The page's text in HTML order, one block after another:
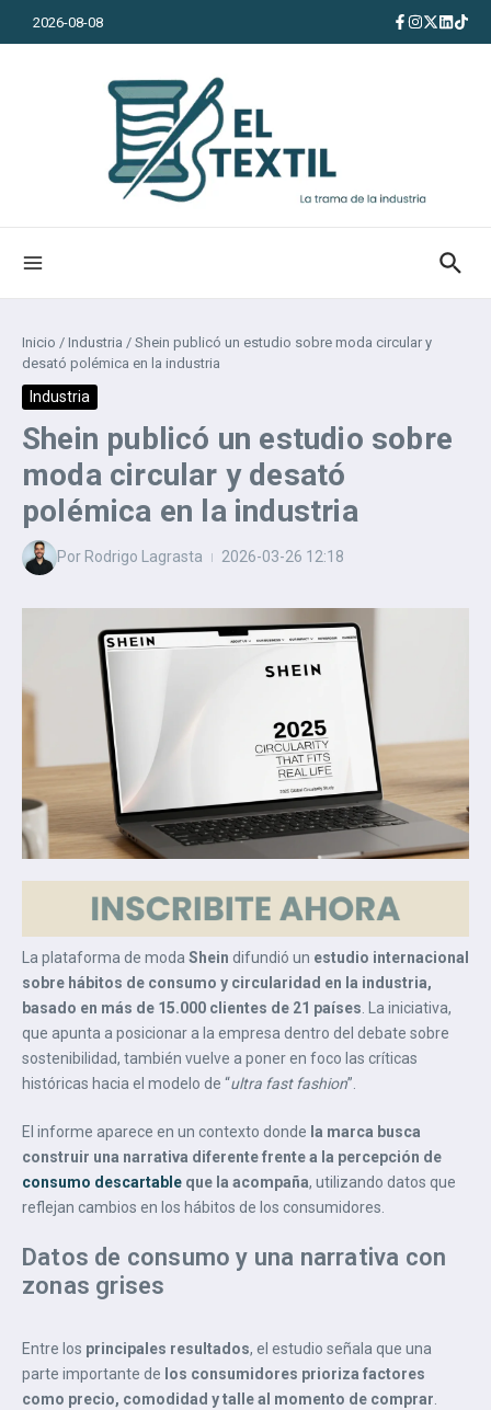
2026-08-08
Inicio / Industria / Shein publicó un estudio sobre moda circular y
desató polémica en la industria
Industria
Shein publicó un estudio sobre
moda circular y desató
polémica en la industria
Por Rodrigo Lagrasta 2026-03-26 12:18
La plataforma de moda Shein difundió un estudio internacional
sobre hábitos de consumo y circularidad en la industria,
basado en más de 15.000 clientes de 21 países . La iniciativa,
que apunta a posicionar a la empresa dentro del debate sobre
sostenibilidad, también vuelve a poner en foco las críticas
históricas hacia el modelo de “ultra fast fashion”.
El informe aparece en un contexto donde la marca busca
construir una narrativa diferente frente a la percepción de
consumo descartable que la acompaña, utilizando datos que
reflejan cambios en los hábitos de los consumidores.
Datos de consumo y una narrativa con
zonas grises
Entre los principales resultados, el estudio señala que una
parte importante de los consumidores prioriza factores
como precio, comodidad y talle al momento de comprar